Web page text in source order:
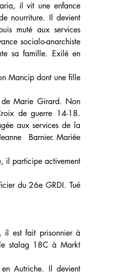
il vit une enfance
nourriture. Il devient
muté aux services
socialo-anarchiste
sa famille. Exilé en
Mancip dont une fille
Marie Girard. Non
de guerre 14-18.
aux services de la
Barnier. Mariée
il participe activement
du 26e GRDI. Tué
il est fait prisonnier à
stalag 18C à Markt
Autriche. Il devient